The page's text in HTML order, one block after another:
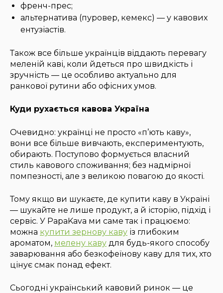
френч-прес;
альтернатива (пуровер, кемекс) — у кавових
ентузіастів.
Також все більше українців віддають перевагу
меленій каві, коли йдеться про швидкість і
зручність — це особливо актуально для
ранкової рутини або офісних умов.
Куди рухається кавова Україна
Очевидно: українці не просто «п’ють каву»,
вони все більше вивчають, експериментують,
обирають. Поступово формується власний
стиль кавового споживання; без надмірної
помпезності, але з великою повагою до якості.
Тому якщо ви шукаєте, де купити каву в Україні
— шукайте не лише продукт, а й історію, підхід і
сервіс. У PapaKava ми саме так і працюємо:
можна купити зернову каву із глибоким
ароматом, мелену каву для будь-якого способу
заварювання або безкофеїнову каву для тих, хто
цінує смак понад ефект.
Сьогодні український кавовий ринок — це